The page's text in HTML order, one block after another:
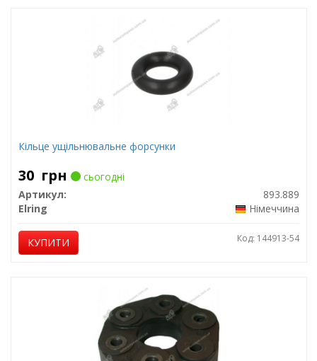
Кільце ущільнювальне форсунки
30 грн
сьогодні
Артикул:
893.889
Elring
Німеччина
КУПИТИ Код: 144913-54